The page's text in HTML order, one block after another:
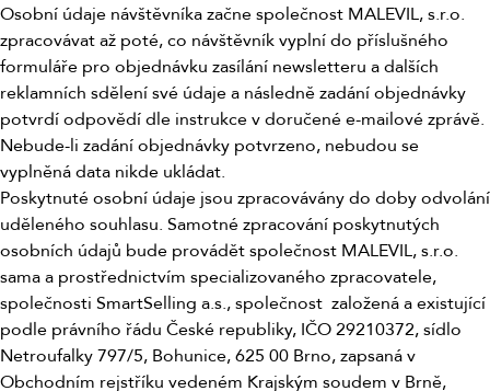
Osobní údaje návštěvníka začne společnost MALEVIL, s.r.o.
zpracovávat až poté, co návštěvník vyplní do příslušného
formuláře pro objednávku zasílání newsletteru a dalších
reklamních sdělení své údaje a následně zadání objednávky
potvrdí odpovědí dle instrukce v doručené e-mailové zprávě.
Nebude-li zadání objednávky potvrzeno, nebudou se
vyplněná data nikde ukládat.
Poskytnuté osobní údaje jsou zpracovávány do doby odvolání
uděleného souhlasu. Samotné zpracování poskytnutých
osobních údajů bude provádět společnost MALEVIL, s.r.o.
sama a prostřednictvím specializovaného zpracovatele,
společnosti SmartSelling a.s., společnost založená a existující
podle právního řádu České republiky, IČO 29210372, sídlo
Netroufalky 797/5, Bohunice, 625 00 Brno, zapsaná v
Obchodním rejstříku vedeném Krajským soudem v Brně,